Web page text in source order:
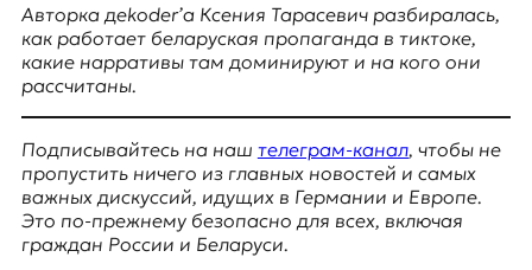
к
а
я
ж
у
р
н
а
л
и
с
Авторка дekoder’а Ксения Тарасевич разбиралась,
как работает беларуская пропаганда в тиктоке,
какие нарративы там доминируют и на кого они
рассчитаны.
Подписывайтесь на наш телеграм-канал, чтобы не
пропустить ничего из главных новостей и самых
важных дискуссий, идущих в Германии и Европе.
Это по-прежнему безопасно для всех, включая
граждан России и Беларуси.